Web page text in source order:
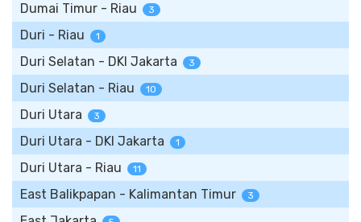
Dumai Timur - Riau 3
Duri - Riau 1
Duri Selatan - DKI Jakarta 3
Duri Selatan - Riau 10
Duri Utara 3
Duri Utara - DKI Jakarta 1
Duri Utara - Riau 11
East Balikpapan - Kalimantan Timur 3